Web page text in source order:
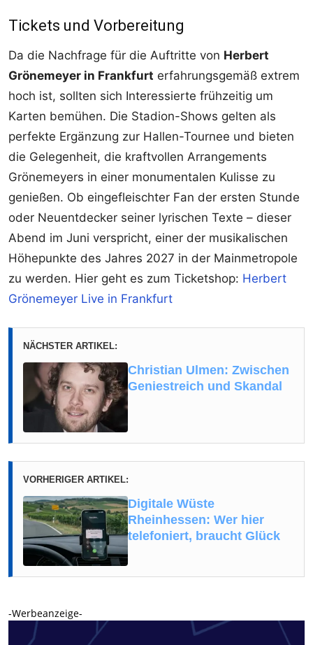
Tickets und Vorbereitung
Da die Nachfrage für die Auftritte von Herbert
Grönemeyer in Frankfurt erfahrungsgemäß extrem
hoch ist, sollten sich Interessierte frühzeitig um
Karten bemühen. Die Stadion-Shows gelten als
perfekte Ergänzung zur Hallen-Tournee und bieten
die Gelegenheit, die kraftvollen Arrangements
Grönemeyers in einer monumentalen Kulisse zu
genießen. Ob eingefleischter Fan der ersten Stunde
oder Neuentdecker seiner lyrischen Texte – dieser
Abend im Juni verspricht, einer der musikalischen
Höhepunkte des Jahres 2027 in der Mainmetropole
zu werden. Hier geht es zum Ticketshop: Herbert
Grönemeyer Live in Frankfurt
NÄCHSTER ARTIKEL:
Christian Ulmen: Zwischen
Geniestreich und Skandal
VORHERIGER ARTIKEL:
Digitale Wüste
Rheinhessen: Wer hier
telefoniert, braucht Glück
-Werbeanzeige-